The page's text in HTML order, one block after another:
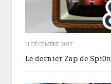
11 DÉCEMBRE 2017
Le dernier Zap de Spi0n